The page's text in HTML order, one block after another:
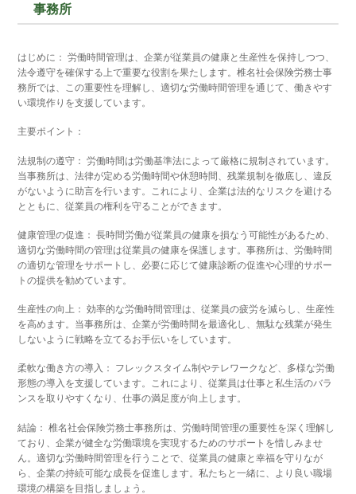
事務所
はじめに： 労働時間管理は、企業が従業員の健康と生産性を保持しつつ、
法令遵守を確保する上で重要な役割を果たします。椎名社会保険労務士事
務所では、この重要性を理解し、適切な労働時間管理を通じて、働きやす
い環境作りを支援しています。
主要ポイント：
法規制の遵守： 労働時間は労働基準法によって厳格に規制されています。
当事務所は、法律が定める労働時間や休憩時間、残業規制を徹底し、違反
がないように助言を行います。これにより、企業は法的なリスクを避ける
とともに、従業員の権利を守ることができます。
健康管理の促進： 長時間労働が従業員の健康を損なう可能性があるため、
適切な労働時間の管理は従業員の健康を保護します。事務所は、労働時間
の適切な管理をサポートし、必要に応じて健康診断の促進や心理的サポー
トの提供を勧めています。
生産性の向上： 効率的な労働時間管理は、従業員の疲労を減らし、生産性
を高めます。当事務所は、企業が労働時間を最適化し、無駄な残業が発生
しないように戦略を立てるお手伝いをしています。
柔軟な働き方の導入： フレックスタイム制やテレワークなど、多様な労働
形態の導入を支援しています。これにより、従業員は仕事と私生活のバラ
ンスを取りやすくなり、仕事の満足度が向上します。
結論： 椎名社会保険労務士事務所は、労働時間管理の重要性を深く理解し
ており、企業が健全な労働環境を実現するためのサポートを惜しみませ
ん。適切な労働時間管理を行うことで、従業員の健康と幸福を守りなが
ら、企業の持続可能な成長を促進します。私たちと一緒に、より良い職場
環境の構築を目指しましょう。